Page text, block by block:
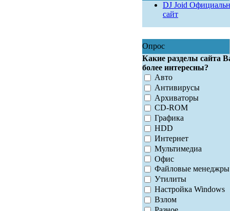
DJ Joid
сайт
Опрос
Какие разделы сайта
более интересны?
Авто
Антивирусы
Архиваторы
CD-ROM
Графика
HDD
Интернет
Мультимедиа
Офис
Файловые менеджры
Утилиты
Настройка Windows
Взлом